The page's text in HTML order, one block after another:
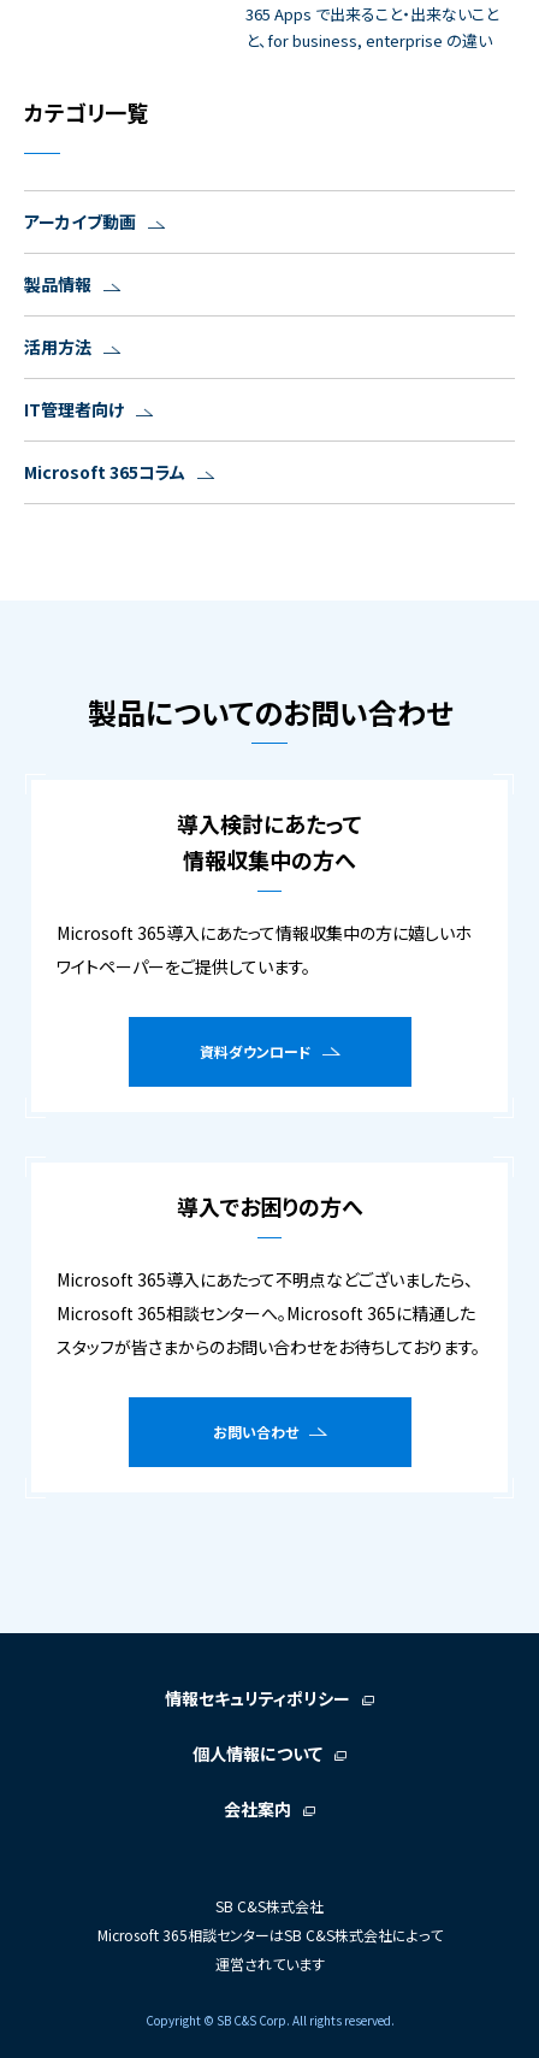
365 Apps で出来ること・出来ないこと
と、for business, enterprise の違い
カテゴリ一覧
アーカイブ動画
製品情報
活用方法
IT管理者向け
Microsoft 365コラム
製品についてのお問い合わせ
導入検討にあたって
情報収集中の方へ
Microsoft 365導入にあたって情報収集中の方に嬉しいホ
ワイトペーパーをご提供しています。
資料ダウンロード
導入でお困りの方へ
Microsoft 365導入にあたって不明点などございましたら、
Microsoft 365相談センターへ。Microsoft 365に精通した
スタッフが皆さまからのお問い合わせをお待ちしております。
お問い合わせ
情報セキュリティポリシー
個人情報について
会社案内
SB C&S株式会社
Microsoft 365相談センターはSB C&S株式会社によって
運営されています
Copyright © SB C&S Corp. All rights reserved.